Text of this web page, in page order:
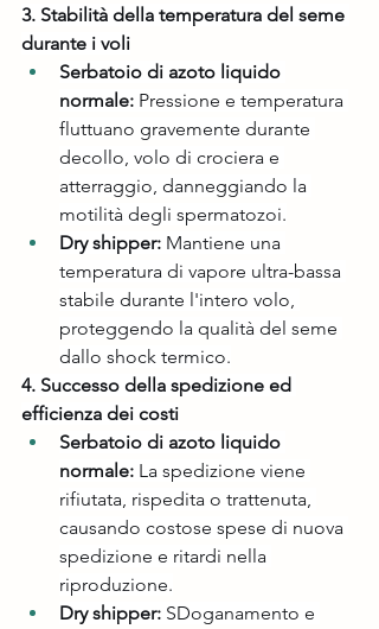
3. Stabilità della temperatura del seme
durante i voli
Serbatoio di azoto liquido
normale: Pressione e temperatura
fluttuano gravemente durante
decollo, volo di crociera e
atterraggio, danneggiando la
motilità degli spermatozoi.
Dry shipper: Mantiene una
temperatura di vapore ultra-bassa
stabile durante l'intero volo,
proteggendo la qualità del seme
dallo shock termico.
4. Successo della spedizione ed
efficienza dei costi
Serbatoio di azoto liquido
normale: La spedizione viene
rifiutata, rispedita o trattenuta,
causando costose spese di nuova
spedizione e ritardi nella
riproduzione.
Dry shipper: SDoganamento e